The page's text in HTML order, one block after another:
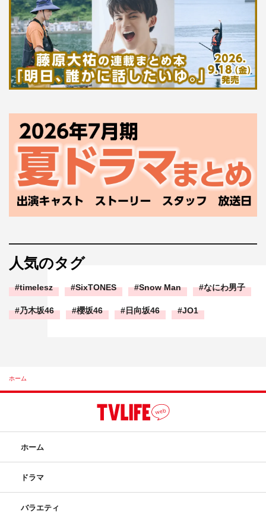
人気のタグ
timelesz SixTONES Snow Man なにわ男子
乃木坂46 櫻坂46 日向坂46 JO1
ホーム
ホーム
ドラマ
バラエティ